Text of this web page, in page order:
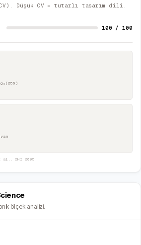
Düşük CV = tutarlı tasarım dili.
100 / 100
al., CHI 2005
ölçek analizi.